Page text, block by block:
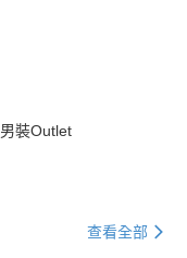
男裝Outlet
查看全部